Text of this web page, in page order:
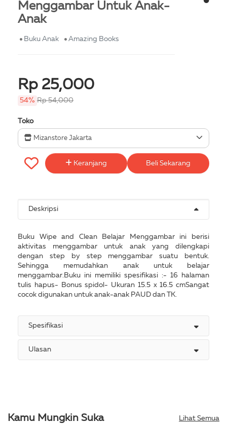
Menggambar Untuk Anak-
Anak
Buku Anak Amazing Books
Rp 25,000
54% Rp 54,000
Toko
Mizanstore Jakarta
Keranjang Beli Sekarang
Deskripsi
Buku Wipe and Clean Belajar Menggambar ini berisi
aktivitas menggambar untuk anak yang dilengkapi
dengan step by step menggambar suatu bentuk.
Sehingga memudahkan anak untuk belajar
menggambar.Buku ini memiliki spesifikasi :- 16 halaman
tulis hapus- Bonus spidol- Ukuran 15.5 x 16.5 cmSangat
cocok digunakan untuk anak-anak PAUD dan TK.
Spesifikasi
Ulasan
Kamu Mungkin Suka Lihat Semua